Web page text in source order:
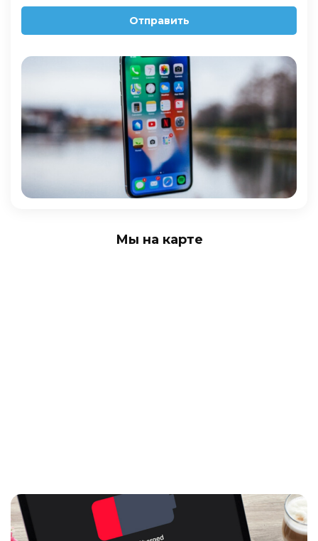
Отправить
Мы на карте